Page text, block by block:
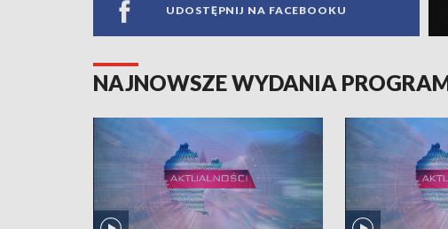
UDOSTĘPNIJ NA FACEBOOKU
NAJNOWSZE WYDANIA